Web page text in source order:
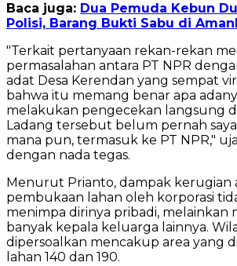
Baca juga: Dua Pemuda Kebun
Polisi, Barang Bukti Sabu di
"Terkait pertanyaan rekan-rekan
permasalahan antara PT NPR
adat Desa Kerendan yang sempat
bahwa itu memang benar apa
melakukan pengecekan langsung
Ladang tersebut belum pernah
mana pun, termasuk ke PT NPR,"
dengan nada tegas.
Menurut Prianto, dampak kerugian
pembukaan lahan oleh korporasi
menimpa dirinya pribadi, melainkan
banyak kepala keluarga lainnya.
dipersoalkan mencakup area yang
lahan 140 dan 190.